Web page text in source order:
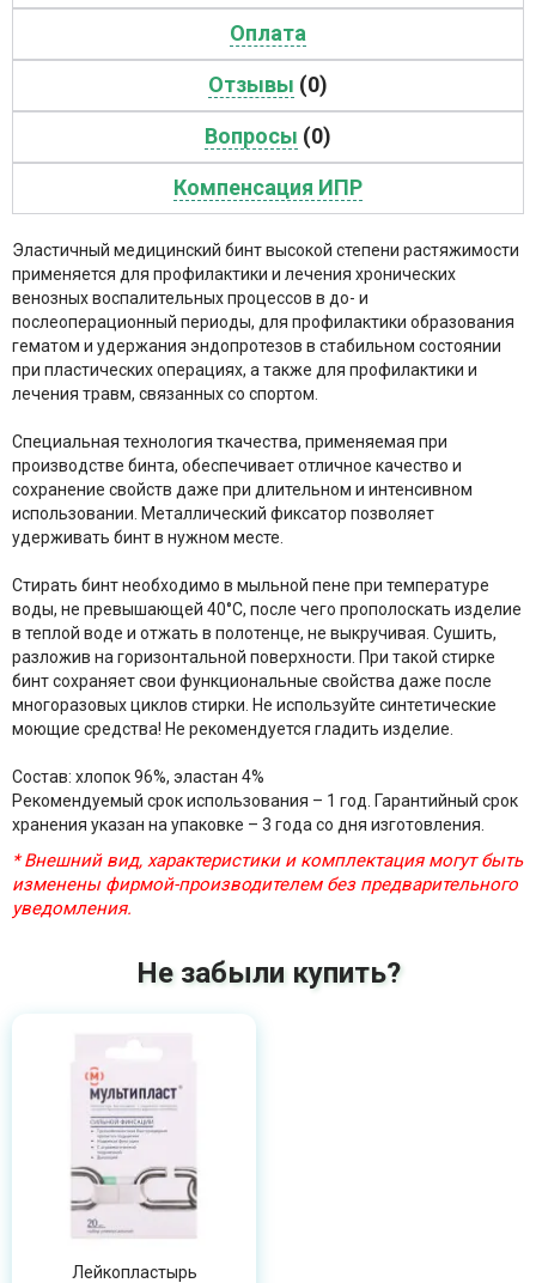
Оплата
Отзывы (0)
Вопросы (0)
Компенсация ИПР
Эластичный медицинский бинт высокой степени растяжимости
применяется для профилактики и лечения хронических
венозных воспалительных процессов в до- и
послеоперационный периоды, для профилактики образования
гематом и удержания эндопротезов в стабильном состоянии
при пластических операциях, а также для профилактики и
лечения травм, связанных со спортом.
Специальная технология ткачества, применяемая при
производстве бинта, обеспечивает отличное качество и
сохранение свойств даже при длительном и интенсивном
использовании. Металлический фиксатор позволяет
удерживать бинт в нужном месте.
Стирать бинт необходимо в мыльной пене при температуре
воды, не превышающей 40°С, после чего прополоскать изделие
в теплой воде и отжать в полотенце, не выкручивая. Сушить,
разложив на горизонтальной поверхности. При такой стирке
бинт сохраняет свои функциональные свойства даже после
многоразовых циклов стирки. Не используйте синтетические
моющие средства! Не рекомендуется гладить изделие.
Состав: хлопок 96%, эластан 4%
Рекомендуемый срок использования – 1 год. Гарантийный срок
хранения указан на упаковке – 3 года со дня изготовления.
* Внешний вид, характеристики и комплектация могут быть
изменены фирмой-производителем без предварительного
уведомления.
Не забыли купить?
Лейкопластырь